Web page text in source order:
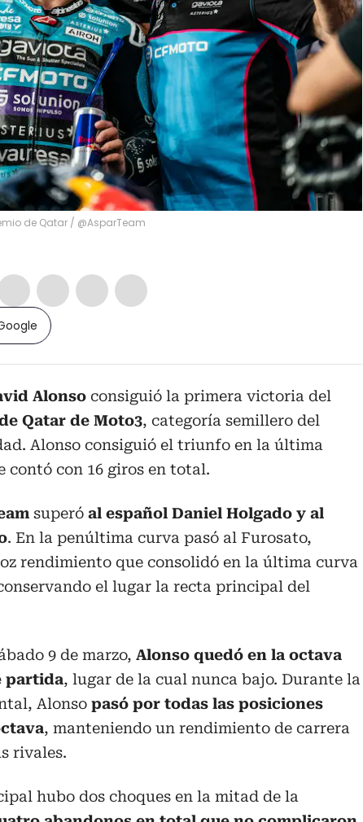
de Qatar / @AsparTeam
Alonso consiguió la primera victoria del
Qatar de Moto3, categoría semillero del
Alonso consiguió el triunfo en la última
contó con 16 giros en total.
superó al español Daniel Holgado y al
. En la penúltima curva pasó al Furosato,
rendimiento que consolidó en la última curva
el lugar la recta principal del
9 de marzo, Alonso quedó en la octava
partida, lugar de la cual nunca bajo. Durante la
Alonso pasó por todas las posiciones
, manteniendo un rendimiento de carrera
rivales.
hubo dos choques en la mitad de la